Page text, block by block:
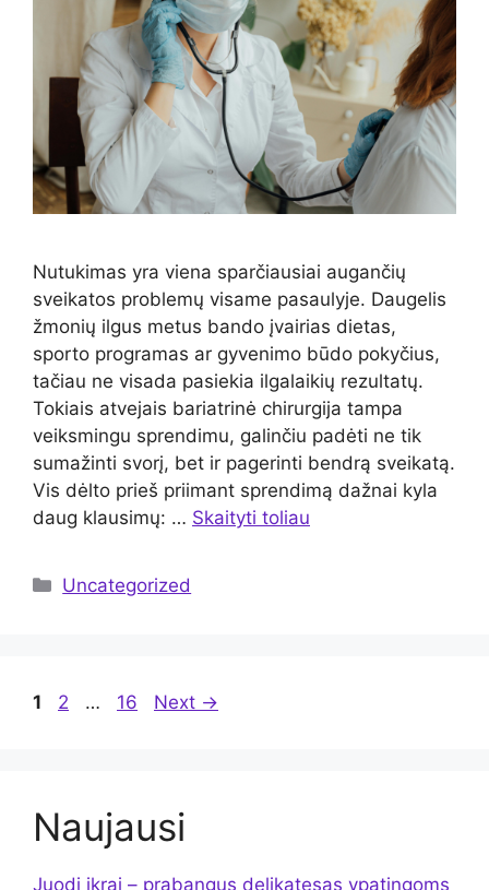
Nutukimas yra viena sparčiausiai augančių
sveikatos problemų visame pasaulyje. Daugelis
žmonių ilgus metus bando įvairias dietas,
sporto programas ar gyvenimo būdo pokyčius,
tačiau ne visada pasiekia ilgalaikių rezultatų.
Tokiais atvejais bariatrinė chirurgija tampa
veiksmingu sprendimu, galinčiu padėti ne tik
sumažinti svorį, bet ir pagerinti bendrą sveikatą.
Vis dėlto prieš priimant sprendimą dažnai kyla
daug klausimų: … Skaityti toliau
Kategorijos
Uncategorized
Page
1 Page
2 … Page
16 Next →
Naujausi
Juodi ikrai – prabangus delikatesas ypatingoms